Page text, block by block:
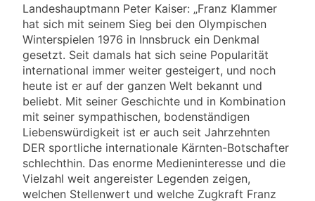
Landeshauptmann Peter Kaiser: „Franz Klammer
hat sich mit seinem Sieg bei den Olympischen
Winterspielen 1976 in Innsbruck ein Denkmal
gesetzt. Seit damals hat sich seine Popularität
international immer weiter gesteigert, und noch
heute ist er auf der ganzen Welt bekannt und
beliebt. Mit seiner Geschichte und in Kombination
mit seiner sympathischen, bodenständigen
Liebenswürdigkeit ist er auch seit Jahrzehnten
DER sportliche internationale Kärnten-Botschafter
schlechthin. Das enorme Medieninteresse und die
Vielzahl weit angereister Legenden zeigen,
welchen Stellenwert und welche Zugkraft Franz